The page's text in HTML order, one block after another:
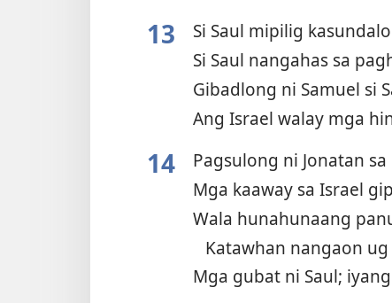
13 Si Saul mipilig
Si Saul nangahas sa
Gibadlong ni Samuel si
Ang Israel walay mga
14 Pagsulong ni Jonatan
Mga kaaway sa Israel
Wala hunahunaang
Katawhan nangaon
Mga gubat ni Saul;